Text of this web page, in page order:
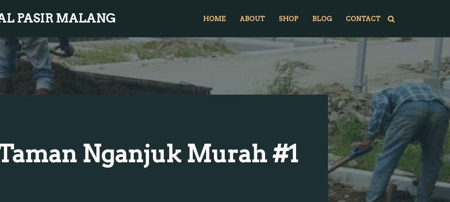
PASIR MALANG HOME ABOUT SHOP BLOG CONTACT
Nganjuk Murah #1